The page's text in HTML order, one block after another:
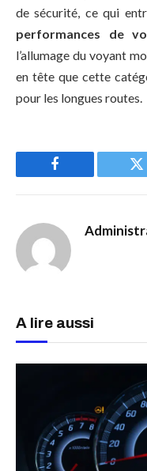
de sécurité, ce qui
performances de
l’allumage du voyant
en tête que cette
pour les longues routes.
Facebook
A lire aussi